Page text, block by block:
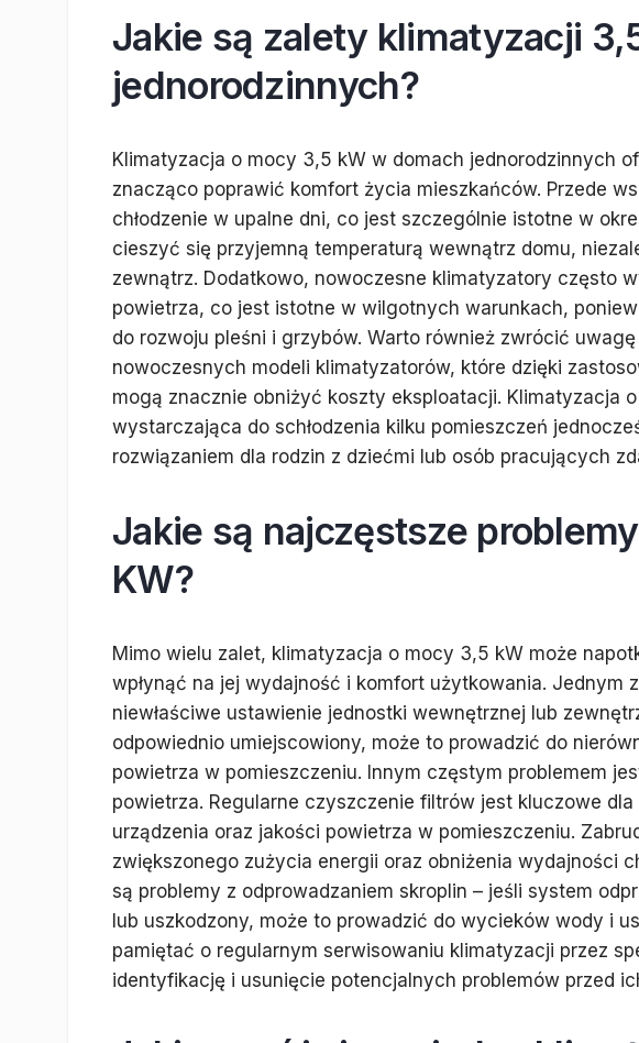
Jakie są zalety klimatyzacji
jednorodzinnych?
Klimatyzacja o mocy 3,5 kW w domach jednorodzinnych
znacząco poprawić komfort życia mieszkańców. Przede
chłodzenie w upalne dni, co jest szczególnie istotne w
cieszyć się przyjemną temperaturą wewnątrz domu,
zewnątrz. Dodatkowo, nowoczesne klimatyzatory często
powietrza, co jest istotne w wilgotnych warunkach,
do rozwoju pleśni i grzybów. Warto również zwrócić
nowoczesnych modeli klimatyzatorów, które dzięki
mogą znacznie obniżyć koszty eksploatacji. Klimatyzacja
wystarczająca do schłodzenia kilku pomieszczeń
rozwiązaniem dla rodzin z dziećmi lub osób pracujących
Jakie są najczęstsze
KW?
Mimo wielu zalet, klimatyzacja o mocy 3,5 kW może
wpłynąć na jej wydajność i komfort użytkowania. Jednym
niewłaściwe ustawienie jednostki wewnętrznej lub
odpowiednio umiejscowiony, może to prowadzić do
powietrza w pomieszczeniu. Innym częstym problemem
powietrza. Regularne czyszczenie filtrów jest kluczowe
urządzenia oraz jakości powietrza w pomieszczeniu.
zwiększonego zużycia energii oraz obniżenia wydajności
są problemy z odprowadzaniem skroplin – jeśli system
lub uszkodzony, może to prowadzić do wycieków wody i
pamiętać o regularnym serwisowaniu klimatyzacji przez
identyfikację i usunięcie potencjalnych problemów przed